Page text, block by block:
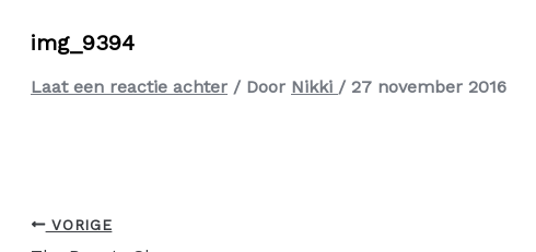
img_9394
Laat een reactie achter / Door Nikki / 27 november 2016
VORIGE